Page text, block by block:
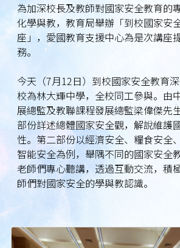
為加深校長及教師對國家安全教育的
化學與教，教育局舉辦「到校國家安
座」，愛國教育支援中心為是次講座
務。
今天（7月12日）到校國家安全教育
校為林大輝中學，全校同工參與。由
展總監及教聯課程發展總監梁偉傑先
部份詳述總體國家安全觀，解說維護
性。第二部份以經濟安全、糧食安全
智能安全為例，舉隅不同的國家安全
老師們專心聽講，透過互動交流，積
師們對國家安全的學與教認識。